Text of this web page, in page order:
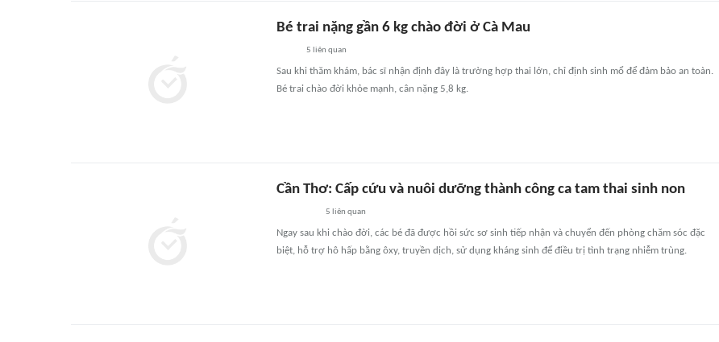
Bé trai nặng gần 6 kg chào đời ở Cà Mau
5 liên quan
Sau khi thăm khám, bác sĩ nhận định đây là trường hợp thai lớn, chỉ định sinh mổ để đảm bảo an toàn.
Bé trai chào đời khỏe mạnh, cân nặng 5,8 kg.
Cần Thơ: Cấp cứu và nuôi dưỡng thành công ca tam thai sinh non
5 liên quan
Ngay sau khi chào đời, các bé đã được hồi sức sơ sinh tiếp nhận và chuyển đến phòng chăm sóc đặc
biệt, hỗ trợ hô hấp bằng ôxy, truyền dịch, sử dụng kháng sinh để điều trị tình trạng nhiễm trùng.